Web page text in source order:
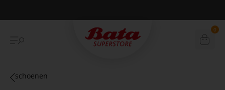
Betaal achteraf met Klarna 0
schoenen